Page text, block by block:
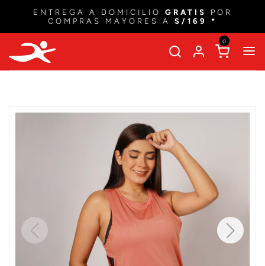
ENTREGA A DOMICILIO GRATIS
POR
COMPRAS MAYORES A S/169 *
0